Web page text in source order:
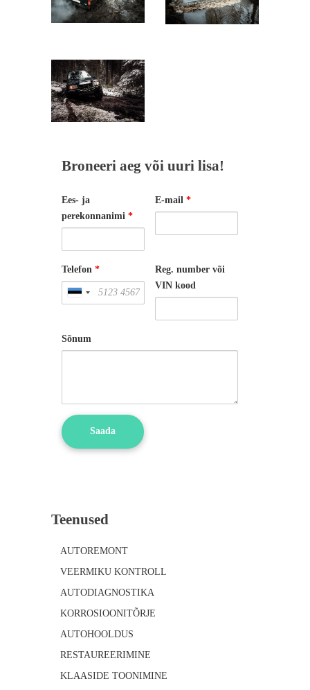
Broneeri aeg või uuri lisa!
Ees- ja
perekonnanimi *
E-mail *
Telefon *
Reg. number või
VIN kood
Sõnum
Teenused
AUTOREMONT
VEERMIKU KONTROLL
AUTODIAGNOSTIKA
KORROSIOONITÕRJE
AUTOHOOLDUS
RESTAUREERIMINE
KLAASIDE TOONIMINE